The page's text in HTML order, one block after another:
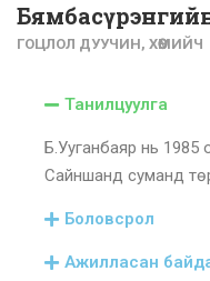
ГОЦЛОЛ ДУУЧИН, ХӨӨМИЙЧ
Танилцуулга
Б.Ууганбаяр нь 1985
Сайншанд суманд
Боловсрол
Ажилласан